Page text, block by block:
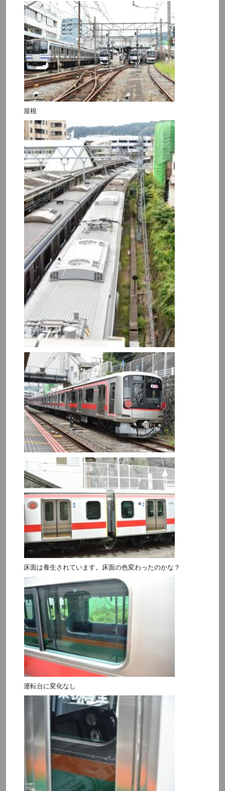
屋根
床面は養生されています。床面の色変わったのかな？
運転台に変化なし